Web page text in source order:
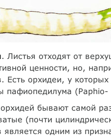
. Листья отходят от
ценности, но,
Есть орхидеи, у
пафиопедилума
бывают самой
(почти
является одним из